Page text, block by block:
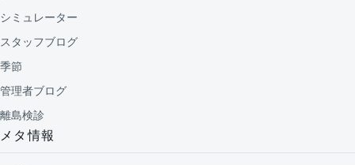
シミュレーター
スタッフブログ
季節
管理者ブログ
離島検診
メタ情報